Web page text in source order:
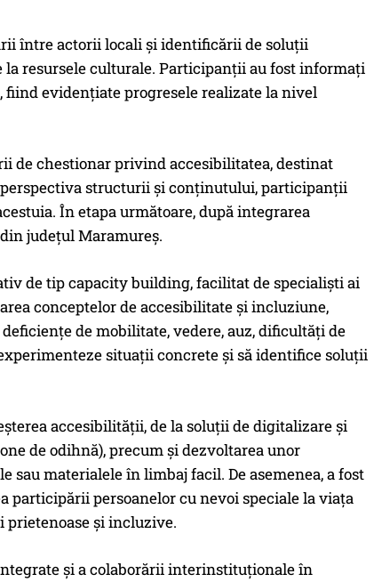
între actorii locali și identificării de soluții
resursele culturale. Participanții au fost informați
evidențiate progresele realizate la nivel
de chestionar privind accesibilitatea, destinat
structurii și conținutului, participanții
În etapa următoare, după integrarea
județul Maramureș.
de tip capacity building, facilitat de specialiști ai
conceptelor de accesibilitate și incluziune,
de mobilitate, vedere, auz, dificultăți de
situații concrete și să identifice soluții
accesibilității, de la soluții de digitalizare și
de odihnă), precum și dezvoltarea unor
materialele în limbaj facil. De asemenea, a fost
persoanelor cu nevoi speciale la viața
și incluzive.
și a colaborării interinstituționale în